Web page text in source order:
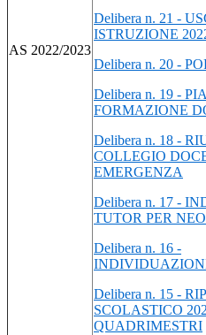
AS 2022/2023
Delibera n. 21 -
ISTRUZIONE
Delibera n. 20 -
Delibera n. 19 -
FORMAZIONE
Delibera n. 18 -
COLLEGIO
EMERGENZA
Delibera n. 17 -
TUTOR PER
Delibera n. 16 -
Delibera n. 15 -
SCOLASTICO
QUADRIMESTRI